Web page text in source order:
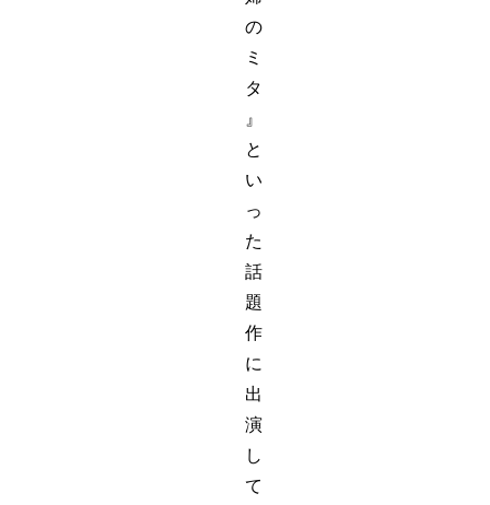
の
ミ
タ
』
と
い
っ
た
話
題
作
に
出
演
し
て